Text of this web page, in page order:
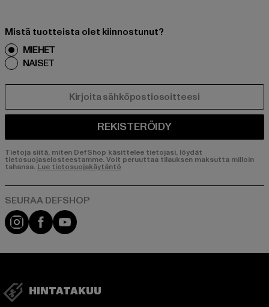
Mistä tuotteista olet kiinnostunut?
MIEHET
NAISET
REKISTERÖIDY
Tietoja siitä, miten DefShop käsittelee tietojasi, löydät
tietosuojaselosteestamme. Voit peruuttaa tilauksen maksutta milloin
tahansa. Lue tietosuojakäytäntö
Visit our Instagram page:
Visit our Facebook page:
Visit our YouTube channel:
HINTATAKUU